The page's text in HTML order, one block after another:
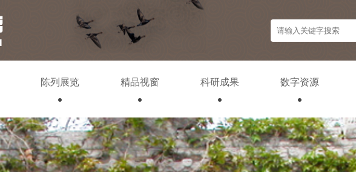
陈列展览 精品视窗 科研成果 数字资源